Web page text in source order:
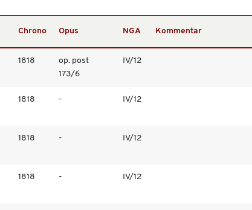
Chrono Opus NGA Kommentar
1818
op. post
173/6
IV/12
1818 - IV/12
1818 - IV/12
1818 - IV/12